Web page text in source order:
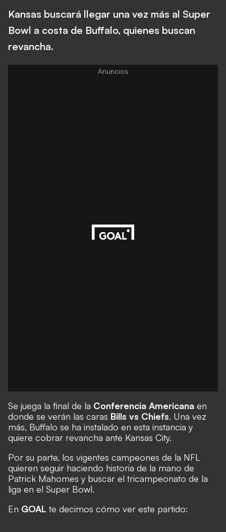
Kansas buscará llegar una vez más al Super
Bowl a costa de Buffalo, quienes buscan
revancha.
Se juega la final de la Conferencia Americana en
donde se verán las caras Bills vs Chiefs. Una vez
más, Buffalo se ha instalado en esta instancia y
quiere cobrar revancha ante Kansas City.
Por su parte, los vigentes campeones de la NFL
quieren seguir haciendo historia de la mano de
Patrick Mahomes y buscar el tricampeonato de la
liga en el Super Bowl.
En GOAL te decimos cómo ver este partido: